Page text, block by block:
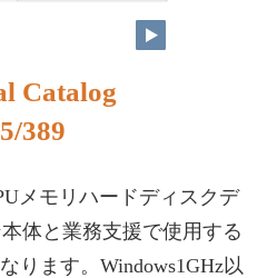
Catalog
389
メモリハードディスクデ
体と業務支援で使用する
ります。Windows1GHz以